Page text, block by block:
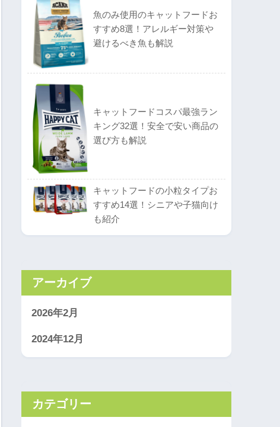
魚のみ使用のキャットフードお
すすめ8選！アレルギー対策や
避けるべき魚も解説
キャットフードコスパ最強ラン
キング32選！安全で安い商品の
選び方も解説
キャットフードの小粒タイプお
すすめ14選！シニアや子猫向け
も紹介
アーカイブ
2026年2月
2024年12月
カテゴリー